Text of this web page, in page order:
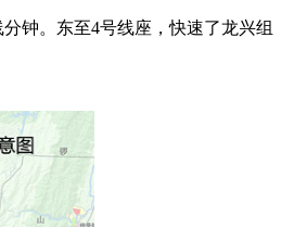
钟。东至4号线座，快速了龙兴组